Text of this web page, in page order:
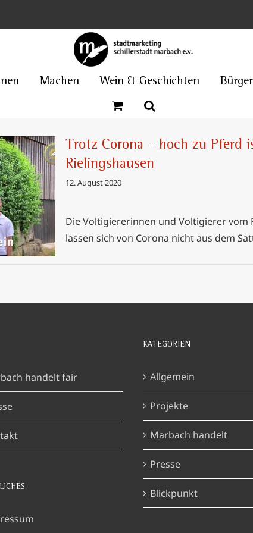
Machen Wein & Geschichten
ist
Trotz Corona – hoch zu Pferd
Rielingshausen
12. August 2020
Die Voltigiererinnen und Voltigierer vom
lassen sich von Corona nicht aus dem
handelt fair
KATEGORIEN
Allgemein
Projekte
Marbach handelt
Presse
Blickpunkt